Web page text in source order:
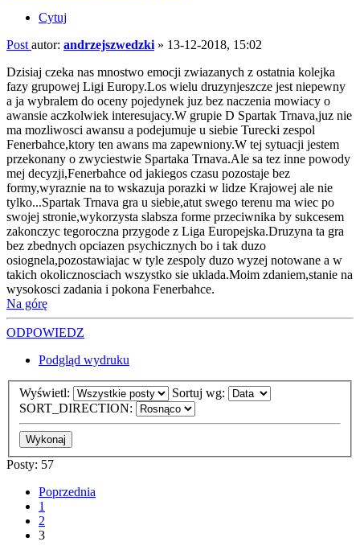
Cytuj
Post autor: andrzejszwedzki » 13-12-2018, 15:02
Dzisiaj czeka nas mnostwo emocji zwiazanych z ostatnia kolejka
fazy grupowej Ligi Europy.Los wielu druzynjeszcze jest niepewny
a ja wybralem do oceny pojedynek juz bez naczenia mowiacy o
awansie aczkolwiek interesujacy.W grupie D Spartak Trnava,juz nie
ma mozliwosci awansu a podejumuje u siebie Turecki zespol
Fenerbahce,ktory ten awans ma zapewniony.W tej sytuacji jestem
przekonany o zwyciestwie Spartaka Trnava.Ale sa tez inne powody
mej decyzji,Fenerbahce od jakiegos czasu pozostaje bez
formy,wyraznie na to wskazuja porazki w lidze Krajowej ale nie
tylko...Spartak Trnava gra u siebie,atut swego terenu ma wiec po
swojej stronie,wykorzysta slabsza forme przeciwnika by sukcesem
zakonczyc tegoroczna przygode z Liga Europejska.Druzyna ta gra
bez zbednych opciazen psychicznych bo i tak duzo
osiognela,pozostawiajac w tyle zespoly duzo wyzej notowane a w
takich okolicznosciach wszystko sie uklada.Moim zdaniem,stanie na
wysokosci zadania i pokona Fenerbahce.
Na górę
ODPOWIEDZ
Podgląd wydruku
Wyświetl:
Sortuj wg:
SORT_DIRECTION:
Posty: 57
Poprzednia
1
2
3